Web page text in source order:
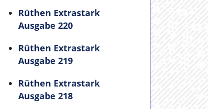
Rüthen Extrastark
Ausgabe 220
Rüthen Extrastark
Ausgabe 219
Rüthen Extrastark
Ausgabe 218